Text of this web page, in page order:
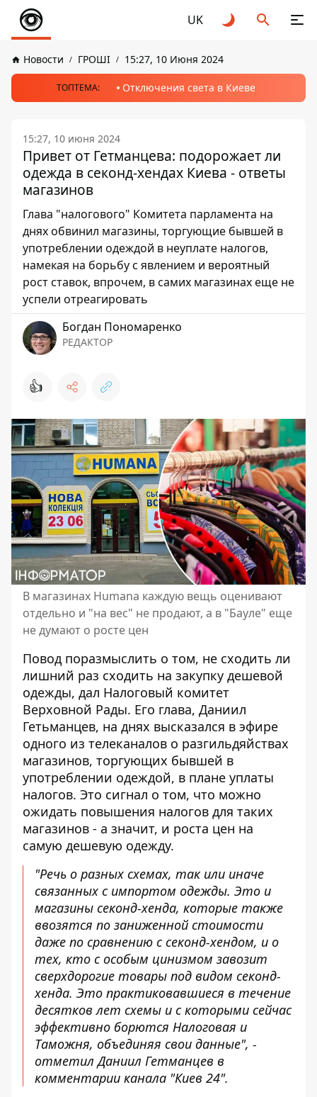
UK
Новости ГРОШІ 15:27, 10 Июня 2024
ТОПТЕМА: Отключения света в Киеве
15:27, 10 июня 2024
Привет от Гетманцева: подорожает ли
одежда в секонд-хендах Киева - ответы
магазинов
Глава "налогового" Комитета парламента на
днях обвинил магазины, торгующие бывшей в
употреблении одеждой в неуплате налогов,
намекая на борьбу с явлением и вероятный
рост ставок, впрочем, в самих магазинах еще не
успели отреагировать
Богдан Пономаренко
РЕДАКТОР
👍
В магазинах Humana каждую вещь оценивают
отдельно и "на вес" не продают, а в "Бауле" еще
не думают о росте цен
Повод поразмыслить о том, не сходить ли
лишний раз сходить на закупку дешевой
одежды, дал Налоговый комитет
Верховной Рады. Его глава, Даниил
Гетьманцев, на днях высказался в эфире
одного из телеканалов о разгильдяйствах
магазинов, торгующих бывшей в
употреблении одеждой, в плане уплаты
налогов. Это сигнал о том, что можно
ожидать повышения налогов для таких
магазинов - а значит, и роста цен на
самую дешевую одежду.
"Речь о разных схемах, так или иначе
связанных с импортом одежды. Это и
магазины секонд-хенда, которые также
ввозятся по заниженной стоимости
даже по сравнению с секонд-хендом, и о
тех, кто с особым цинизмом завозит
сверхдорогие товары под видом секонд-
хенда. Это практиковавшиеся в течение
десятков лет схемы и с которыми сейчас
эффективно борются Налоговая и
Таможня, объединяя свои данные", -
отметил Даниил Гетманцев в
комментарии канала "Киев 24".